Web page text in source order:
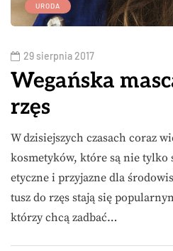
URODA
29 sierpnia 2017
Wegańska
rzęs
W dzisiejszych czasach coraz
kosmetyków, które są nie tylko
etyczne i przyjazne dla
tusz do rzęs stają się
którzy chcą zadbać…